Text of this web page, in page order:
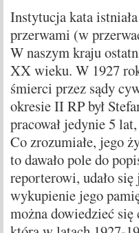
Instytucja kata
przerwami (w
W naszym kraju
XX wieku. W 1927
śmierci przez sądy
okresie II RP był
pracował jedynie 5
Co zrozumiałe, jego
to dawało pole do
reporterowi, udało
wykupienie jego
można dowiedzieć się